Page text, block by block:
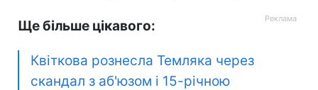
Ще більше цікавого:
Квіткова рознесла Темляка через
скандал з аб'юзом і 15-річною